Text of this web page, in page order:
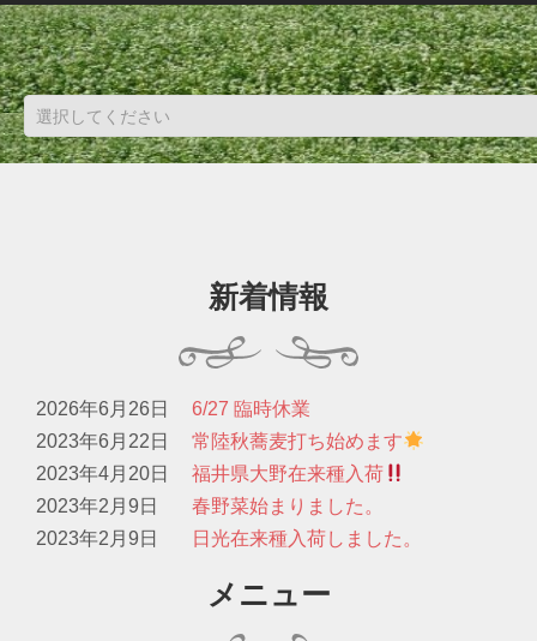
新着情報
2026年6月26日
6/27 臨時休業
2023年6月22日
常陸秋蕎麦打ち始めます
2023年4月20日
福井県大野在来種入荷
2023年2月9日
春野菜始まりました。
2023年2月9日
日光在来種入荷しました。
メニュー